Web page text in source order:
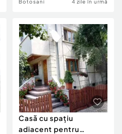
Botosani 4 zile în urmă
Casă cu spațiu
adiacent pentru